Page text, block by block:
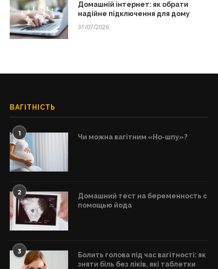
Домашній інтернет: як обрати
надійне підключення для дому
31/07/2026
ВАГІТНІСТЬ
1 Чи можна вагітним «Но-шпу»?
2
Домашний тест на беременность с
помощью йода
3
Болить голова під час вагітності: як
зняти біль без ліків, які таблетки